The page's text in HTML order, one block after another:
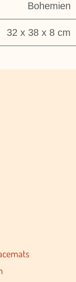
Bohemien
32 x 38 x 8 cm